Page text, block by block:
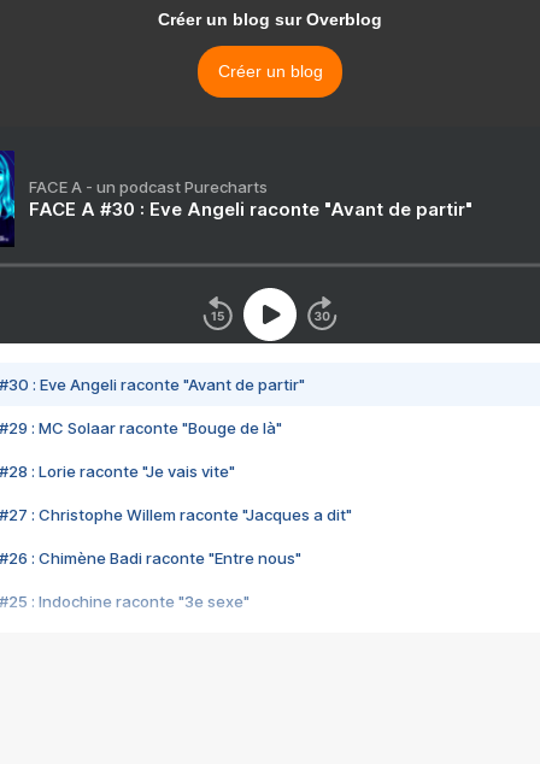
Créer un blog sur Overblog
Créer un blog
FACE A - un podcast Purecharts
FACE A #30 : Eve Angeli raconte "Avant de partir"
#30 : Eve Angeli raconte "Avant de partir"
#29 : MC Solaar raconte "Bouge de là"
#28 : Lorie raconte "Je vais vite"
#27 : Christophe Willem raconte "Jacques a dit"
#26 : Chimène Badi raconte "Entre nous"
#25 : Indochine raconte "3e sexe"